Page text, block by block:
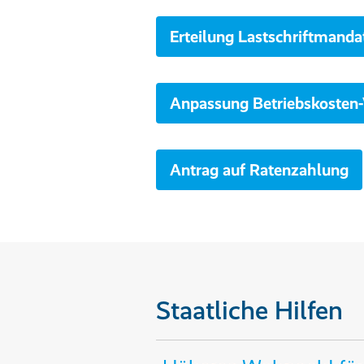
Erteilung
Anpassung
Antrag auf Ratenzahlung
Staatliche Hilfen